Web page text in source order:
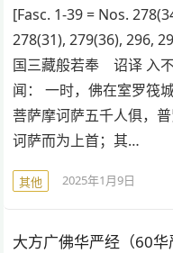
[Fasc. 1-39 = Nos.
278(31), 279(36), 296,
国三藏般若奉 诏译 入
闻： 一时，佛在室罗筏
菩萨摩诃萨五千人俱，
诃萨而为上首；其…
其他 2025年1月9日
大方广佛华严经（60